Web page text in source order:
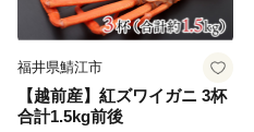
福井県鯖江市
【越前産】紅ズワイガニ 3杯
合計1.5kg前後